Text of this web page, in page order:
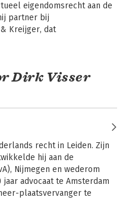
eigendomsrecht aan de
partner bij
Kreijger, dat
Dirk Visser
recht in Leiden. Zijn
hij aan de
Nijmegen en wederom
jaar advocaat te Amsterdam
plaatsvervanger te